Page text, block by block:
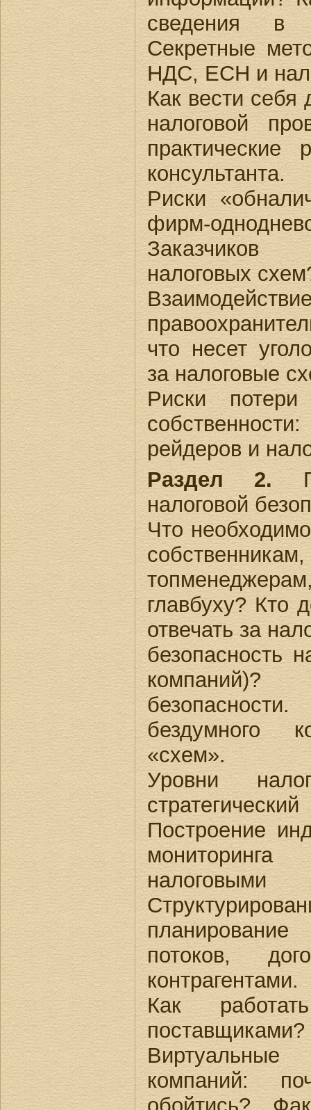
сведения в
Секретные
НДС, ЕСН и
Как вести себя
налоговой
практические
консультанта.
Риски
фирм-
налоговых
что несет
за налоговые
Риски
рейдеров и
Раздел 2.
налоговой
Что
собственникам,
главбуху? Кто
отвечать за
безопасность
компаний)?
бездумного
«схем».
Уровни
Построение
потоков,
контрагентами.
Как
поставщиками?
компаний: